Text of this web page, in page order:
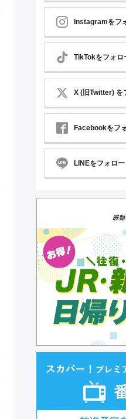
Instagramをフ
TikTokをフォロ
X (旧Twitter) を
Facebookをフ
LINEをフォロー